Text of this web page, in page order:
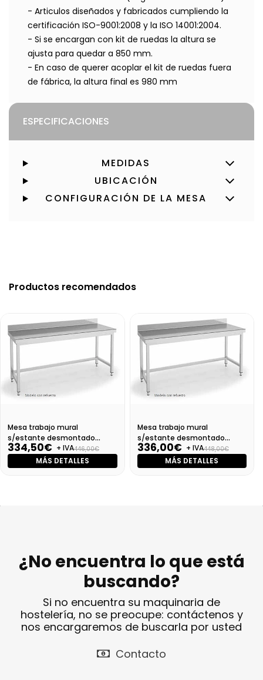
- Articulos diseñados y fabricados cumpliendo la
certificación ISO-9001:2008 y la ISO 14001:2004.
- Si se encargan con kit de ruedas la altura se
ajusta para quedar a 850 mm.
- En caso de querer acoplar el kit de ruedas fuera
de fábrica, la altura final es 980 mm
ESPECIFICACIONES
MEDIDAS
UBICACIÓN
CONFIGURACIÓN DE LA MESA
Productos recomendados
Mesa trabajo mural
s/estante desmontado
Dim:600X700X850 Mm
334,50€ + IVA446,00€
MÁS DETALLES
Mesa trabajo mural
s/estante desmontado
Dim:700X700X850 Mm
336,00€ + IVA448,00€
MÁS DETALLES
¿No encuentra lo que está
buscando?
Si no encuentra su maquinaria de
hostelería, no se preocupe: contáctenos y
nos encargaremos de buscarla por usted
Contacto